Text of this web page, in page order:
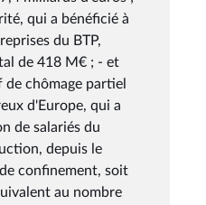
qui a bénéficié à
du BTP,
de 418 M€ ; - et
chômage partiel
d'Europe, qui a
de salariés du
depuis le
confinement, soit
au nombre